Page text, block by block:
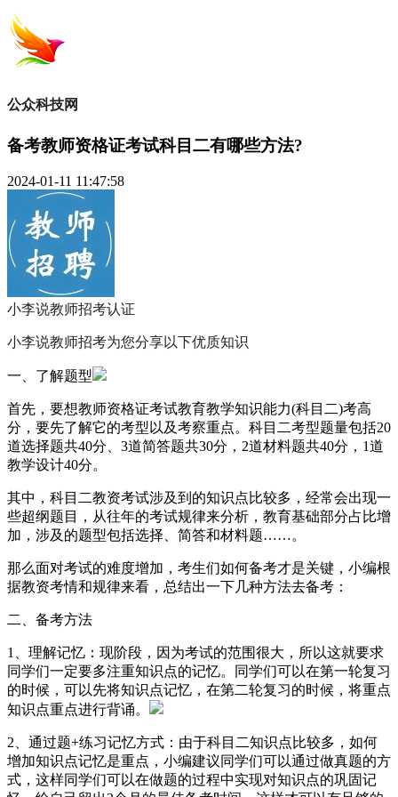
公众科技网
备考教师资格证考试科目二有哪些方法?
2024-01-11 11:47:58
小李说教师招考认证
小李说教师招考为您分享以下优质知识
一、了解题型
首先，要想教师资格证考试教育教学知识能力(科目二)考高
分，要先了解它的考型以及考察重点。科目二考型题量包括20
道选择题共40分、3道简答题共30分，2道材料题共40分，1道
教学设计40分。
其中，科目二教资考试涉及到的知识点比较多，经常会出现一
些超纲题目，从往年的考试规律来分析，教育基础部分占比增
加，涉及的题型包括选择、简答和材料题……。
那么面对考试的难度增加，考生们如何备考才是关键，小编根
据教资考情和规律来看，总结出一下几种方法去备考：
二、备考方法
1、理解记忆：现阶段，因为考试的范围很大，所以这就要求
同学们一定要多注重知识点的记忆。同学们可以在第一轮复习
的时候，可以先将知识点记忆，在第二轮复习的时候，将重点
知识点重点进行背诵。
2、通过题+练习记忆方式：由于科目二知识点比较多，如何
增加知识点记忆是重点，小编建议同学们可以通过做真题的方
式，这样同学们可以在做题的过程中实现对知识点的巩固记